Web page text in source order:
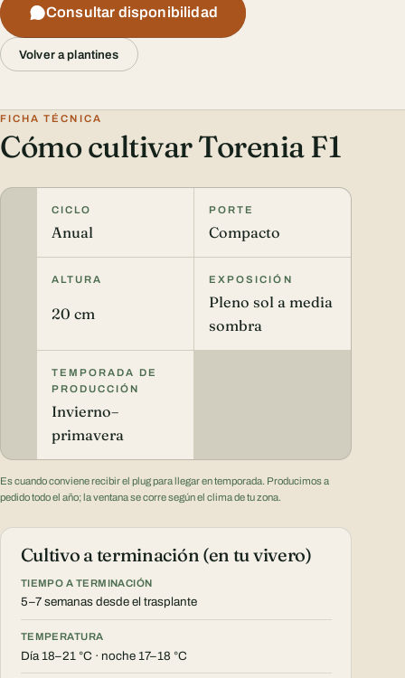
Consultar disponibilidad
Volver a plantines
FICHA TÉCNICA
Cómo cultivar Torenia F1
CICLO
Anual
PORTE
Compacto
ALTURA
20 cm
EXPOSICIÓN
Pleno sol a media
sombra
TEMPORADA DE
PRODUCCIÓN
Invierno–
primavera
Es cuando conviene recibir el plug para llegar en temporada. Producimos a
pedido todo el año; la ventana se corre según el clima de tu zona.
Cultivo a terminación (en tu vivero)
TIEMPO A TERMINACIÓN
5–7 semanas desde el trasplante
TEMPERATURA
Día 18–21 °C · noche 17–18 °C